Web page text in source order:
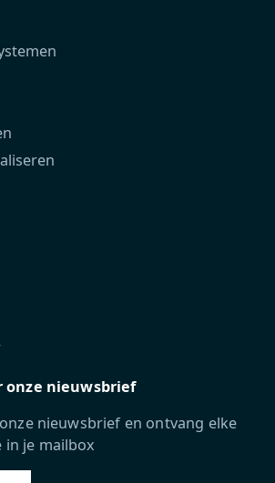
onze nieuwsbrief
nieuwsbrief en ontvang elke
in je mailbox